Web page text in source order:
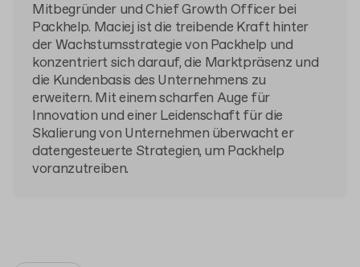
Mitbegründer und Chief Growth Officer bei
Packhelp. Maciej ist die treibende Kraft hinter
der Wachstumsstrategie von Packhelp und
konzentriert sich darauf, die Marktpräsenz und
die Kundenbasis des Unternehmens zu
erweitern. Mit einem scharfen Auge für
Innovation und einer Leidenschaft für die
Skalierung von Unternehmen überwacht er
datengesteuerte Strategien, um Packhelp
voranzutreiben.